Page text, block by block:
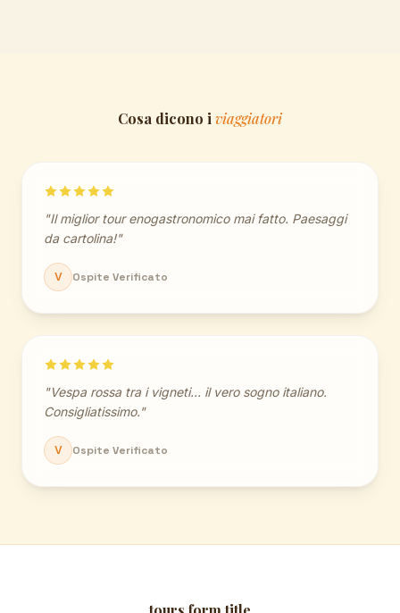
Cosa dicono i viaggiatori
"Il miglior tour enogastronomico mai fatto. Paesaggi
da cartolina!"
V Ospite Verificato
"Vespa rossa tra i vigneti... il vero sogno italiano.
Consigliatissimo."
V Ospite Verificato